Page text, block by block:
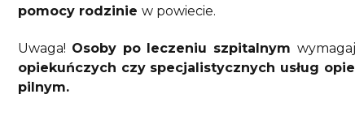
pomocy rodzinie w powiecie.
Uwaga! Osoby po leczeniu szpitalnym
opiekuńczych czy specjalistycznych usług
pilnym.